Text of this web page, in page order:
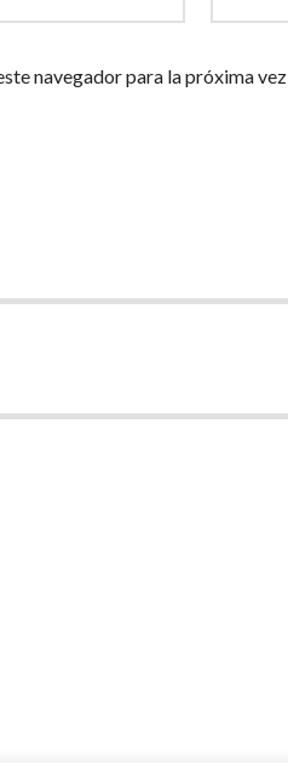
navegador para la próxima